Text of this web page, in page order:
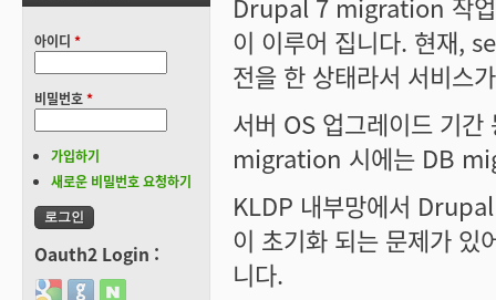
이 이루어 집니다. 현재,
전을 한 상태라서 서비스
서버 OS 업그레이드 기
migration 시에는 DB
KLDP 내부망에서
이 초기화 되는 문제가 있
니다.
아이디 *
비밀번호*
가입하기
새로운 비밀번호 요청하기
Oauth2 Login :
Login with Google
Login with GitHub
Login with Naver